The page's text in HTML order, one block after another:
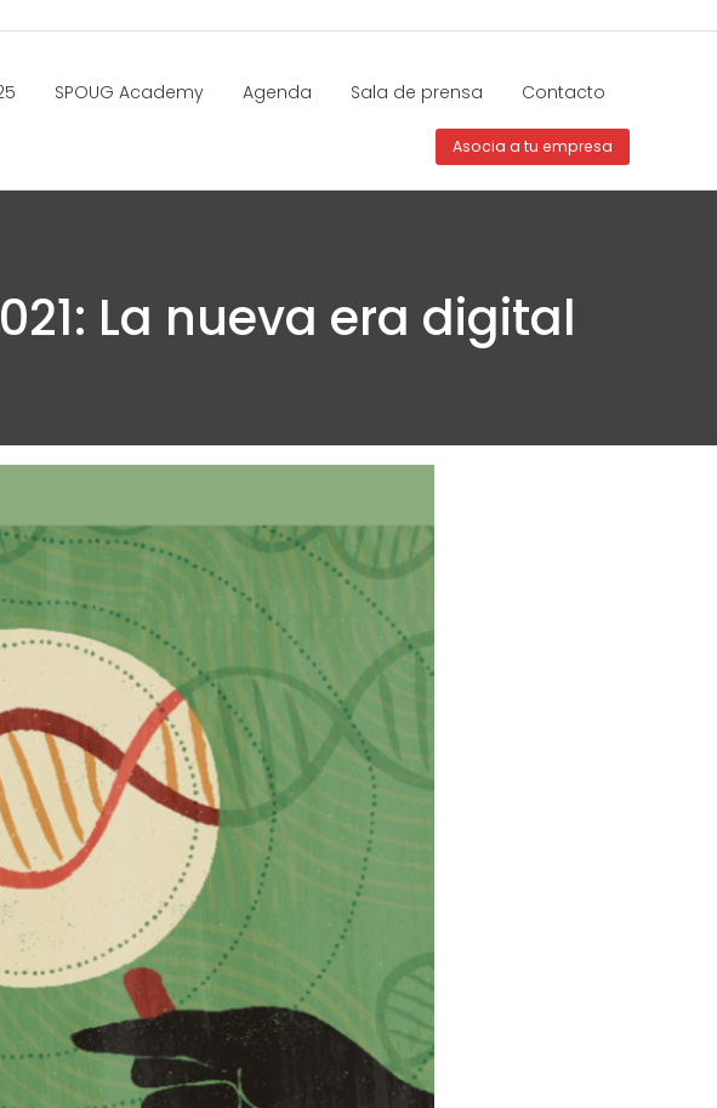
SPOUG Academy Agenda Sala de prensa Contacto
Asocia a tu empresa
La nueva era digital